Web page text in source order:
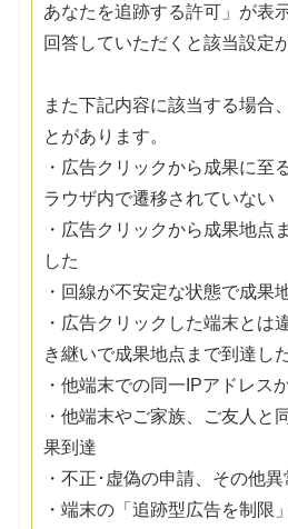
あなたを追跡する許可」が表
回答していただくと該当設定
また下記内容に該当する場合
とがあります。
・広告クリックから成果に至
ラウザ内で遷移されていない
・広告クリックから成果地点
した
・回線が不安定な状態で成果
・広告クリックした端末とは
き継いで成果地点まで到達し
・他端末での同一IPアドレス
・他端末やご家族、ご友人と
果到達
・不正･虚偽の申請、その他
・端末の「追跡型広告を制限